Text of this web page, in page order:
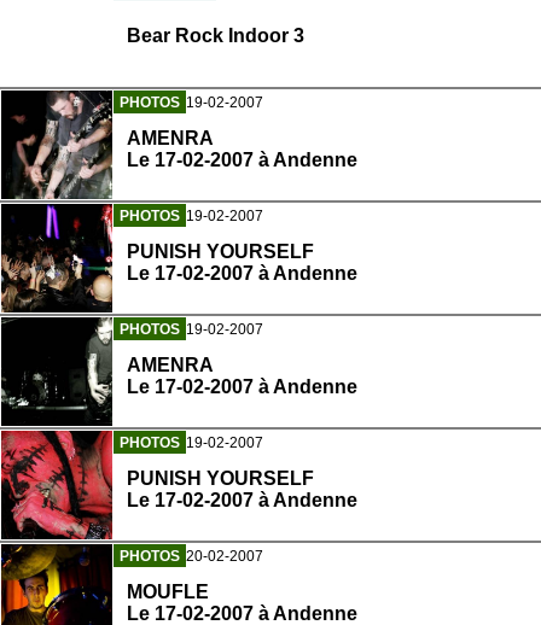
Bear Rock Indoor 3
PHOTOS 19-02-2007
AMENRA
Le 17-02-2007 à Andenne
PHOTOS 19-02-2007
PUNISH YOURSELF
Le 17-02-2007 à Andenne
PHOTOS 19-02-2007
AMENRA
Le 17-02-2007 à Andenne
PHOTOS 19-02-2007
PUNISH YOURSELF
Le 17-02-2007 à Andenne
PHOTOS 20-02-2007
MOUFLE
Le 17-02-2007 à Andenne